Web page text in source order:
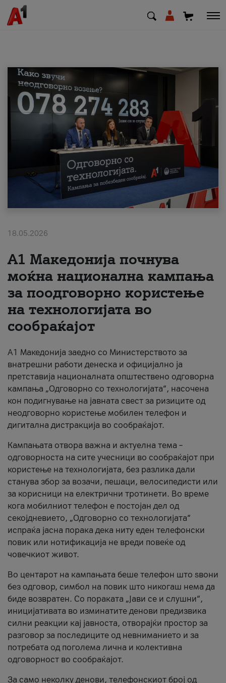
МК EN SQ
Деловни
Поддршка
Надополни кредит
#ПодобарОнлајн
18.05.2026
A1 Македонија почнува
моќна национална кампања
за поодговорно користење
на технологијата во
сообраќајот
A1 Македонија заедно со Министерството за
внатрешни работи денеска и официјално ја
претставија националната општествено одговорна
кампања „Одговорно со технологијата“, насочена
кон подигнување на јавната свест за ризиците од
неодговорно користење мобилен телефон и
дигитална дистракција во сообраќајот.
Кампањата отвора важна и актуелна тема –
одговорноста на сите учесници во сообраќајот при
користење на технологијата, без разлика дали
станува збор за возачи, пешаци, велосипедисти или
за корисници на електрични тротинети. Во време
кога мобилниот телефон е постојан дел од
секојдневието, „Одговорно со технологијата“
испраќа јасна порака дека ниту еден телефонски
повик или нотификација не вреди повеќе од
човечкиот живот.
Во центарот на кампањата беше телефон што ѕвони
без одговор, симбол на повик што никогаш нема да
биде возвратен. Со пораката „Јави се и слушни“,
иницијативата во изминатите денови предизвика
силни реакции кај јавноста, отворајќи простор за
разговор за последиците од невниманието и за
потребата од поголема лична и колективна
одговорност во сообраќајот.
За само неколку денови, телефонскиот број од